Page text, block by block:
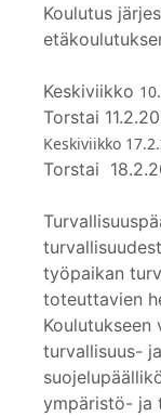
Koulutus
Keskiviikko
Torstai
Keskiviikko
Torstai
työpaikan
toteuttavien
turvallisuus-
ympäristö- ja